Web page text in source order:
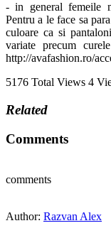
- in general femeile
Pentru a le face sa
culoare ca si
variate precum
http://avafashion.ro/
5176 Total Views 4
Related
Comments
comments
Author: Razvan Alex